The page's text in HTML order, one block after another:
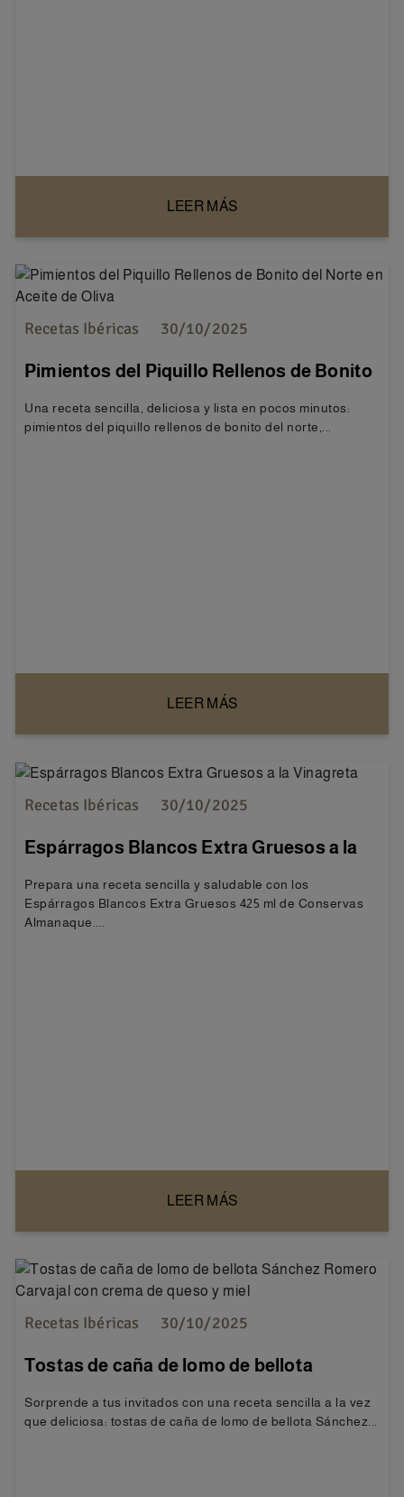
LEER MÁS
Recetas Ibéricas 30/10/2025
Pimientos del Piquillo Rellenos de Bonito
Una receta sencilla, deliciosa y lista en pocos minutos:
pimientos del piquillo rellenos de bonito del norte,...
LEER MÁS
Recetas Ibéricas 30/10/2025
Espárragos Blancos Extra Gruesos a la
Prepara una receta sencilla y saludable con los
Espárragos Blancos Extra Gruesos 425 ml de Conservas
Almanaque....
LEER MÁS
Recetas Ibéricas 30/10/2025
Tostas de caña de lomo de bellota
queso y miel
Sorprende a tus invitados con una receta sencilla a la vez
que deliciosa: tostas de caña de lomo de bellota Sánchez...